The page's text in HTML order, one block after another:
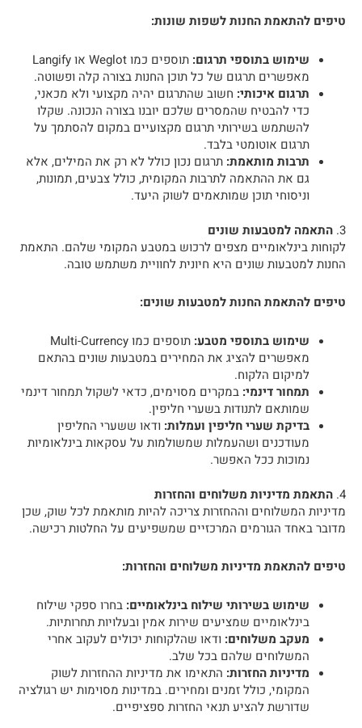
טיפים להתאמת החנות לשפות שונות:
שימוש בתוספי תרגום:
תוספים כמו Weglot או Langify
מאפשרים תרגום של כל תוכן החנות בצורה קלה ופשוטה.
תרגום איכותי: חשוב שהתרגום יהיה מקצועי ולא מכאני,
כדי להבטיח שהמסרים שלכם יובנו בצורה הנכונה. שקלו
להשתמש בשירותי תרגום מקצועיים במקום להסתמך על
תרגום אוטומטי בלבד.
תרבות מותאמת: תרגום נכון כולל לא רק את המילים, אלא
גם את ההתאמה לתרבות המקומית, כולל צבעים, תמונות,
וניסוחי תוכן שמותאמים לשוק היעד.
3. התאמה למטבעות שונים
לקוחות בינלאומיים מצפים לרכוש במטבע המקומי שלהם. התאמת
החנות למטבעות שונים היא חיונית לחוויית משתמש טובה.
טיפים להתאמת החנות למטבעות שונים:
שימוש בתוספי מטבע:
תוספים כמו Multi-Currency
מאפשרים להציג את המחירים במטבעות שונים בהתאם
למיקום הלקוח.
תמחור דינמי: במקרים מסוימים, כדאי לשקול תמחור דינמי
שמותאם לתנודות בשערי חליפין.
בדיקת שערי חליפין ועמלות: ודאו ששערי החליפין
מעודכנים ושהעמלות שמשולמות על עסקאות בינלאומיות
נמוכות ככל האפשר.
4. התאמת מדיניות משלוחים והחזרות
מדיניות המשלוחים וההחזרות צריכה להיות מותאמת לכל שוק, שכן
מדובר באחד הגורמים המרכזיים שמשפיעים על החלטות רכישה.
טיפים להתאמת מדיניות משלוחים והחזרות:
שימוש בשירותי שילוח בינלאומיים: בחרו ספקי שילוח
בינלאומיים שמציעים שירות אמין ובעלויות תחרותיות.
מעקב משלוחים: ודאו שהלקוחות יכולים לעקוב אחרי
המשלוחים שלהם בכל שלב.
מדיניות החזרות: התאימו את מדיניות ההחזרות לשוק
המקומי, כולל זמנים ומחירים. במדינות מסוימות יש רגולציה
שדורשת להציע תנאי החזרות ספציפיים.